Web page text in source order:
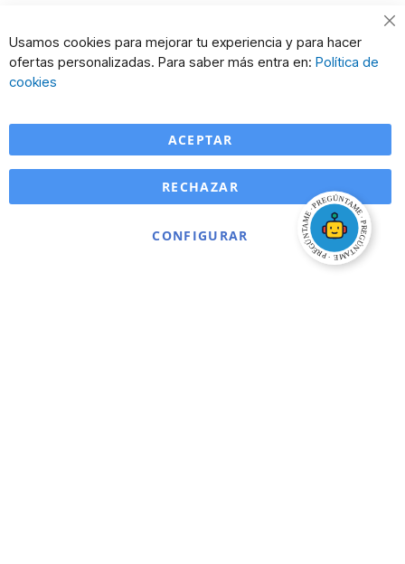
Usamos cookies para mejorar tu experiencia y para hacer
ofertas personalizadas. Para saber más entra en: Política de
cookies
ACEPTAR
CONFIGURAR
RECHAZAR